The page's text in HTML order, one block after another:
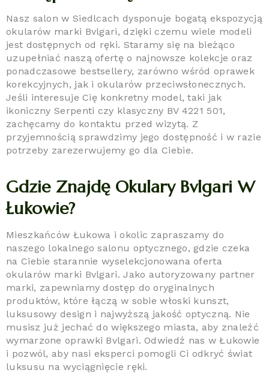
Nasz salon w Siedlcach dysponuje bogatą ekspozycją
okularów marki Bvlgari, dzięki czemu wiele modeli
jest dostępnych od ręki. Staramy się na bieżąco
uzupełniać naszą ofertę o najnowsze kolekcje oraz
ponadczasowe bestsellery, zarówno wśród oprawek
korekcyjnych, jak i okularów przeciwsłonecznych.
Jeśli interesuje Cię konkretny model, taki jak
ikoniczny Serpenti czy klasyczny BV 4221 501,
zachęcamy do kontaktu przed wizytą. Z
przyjemnością sprawdzimy jego dostępność i w razie
potrzeby zarezerwujemy go dla Ciebie.
Gdzie Znajdę Okulary Bvlgari W
Łukowie?
Mieszkańców Łukowa i okolic zapraszamy do
naszego lokalnego salonu optycznego, gdzie czeka
na Ciebie starannie wyselekcjonowana oferta
okularów marki Bvlgari. Jako autoryzowany partner
marki, zapewniamy dostęp do oryginalnych
produktów, które łączą w sobie włoski kunszt,
luksusowy design i najwyższą jakość optyczną. Nie
musisz już jechać do większego miasta, aby znaleźć
wymarzone oprawki Bvlgari. Odwiedź nas w Łukowie
i pozwól, aby nasi eksperci pomogli Ci odkryć świat
luksusu na wyciągnięcie ręki.